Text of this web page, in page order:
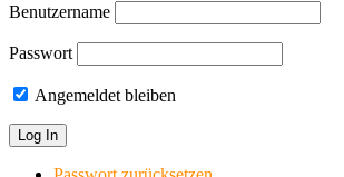
Benutzername
Passwort
Angemeldet bleiben